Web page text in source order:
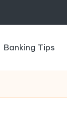
Banking Tips